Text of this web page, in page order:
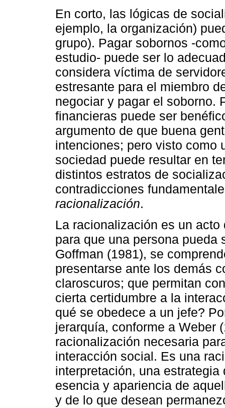
En corto, las lógicas de
ejemplo, la organización)
grupo). Pagar sobornos -
estudio- puede ser lo
considera víctima de
estresante para el miembro
negociar y pagar el soborno.
financieras puede ser
argumento de que buena
intenciones; pero visto como
sociedad puede resultar en
distintos estratos de
contradicciones
racionalización.
La racionalización es un
para que una persona pueda
Goffman (1981), se
presentarse ante los demás
claroscuros; que permitan
cierta certidumbre a la
qué se obedece a un jefe?
jerarquía, conforme a Weber
racionalización necesaria
interacción social. Es una
interpretación, una
esencia y apariencia de
y de lo que desean